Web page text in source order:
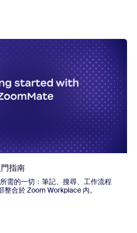
指南
需的一切：筆記、搜尋、工作流程
合於 Zoom Workplace 內。